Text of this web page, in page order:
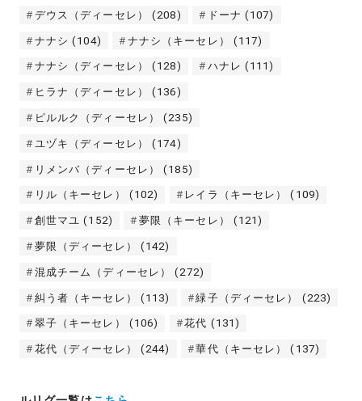
デウス（ディーセレ） (208) ドーナ (107)
ナナシ (104) ナナシ（キーセレ） (117)
ナナシ（ディーセレ） (128) ハナレ (111)
ヒラナ（ディーセレ） (136)
ピルルク（ディーセレ） (235)
ユヅキ（ディーセレ） (174)
リメンバ（ディーセレ） (185)
リル（キーセレ） (102) レイラ（キーセレ） (109)
創世マユ (152) 夢限（キーセレ） (121)
夢限（ディーセレ） (142)
混成チーム（ディーセレ） (272)
糾う者（キーセレ） (113) 緑子（ディーセレ） (223)
翠子（キーセレ） (106) 花代 (131)
花代（ディーセレ） (244) 華代（キーセレ） (137)